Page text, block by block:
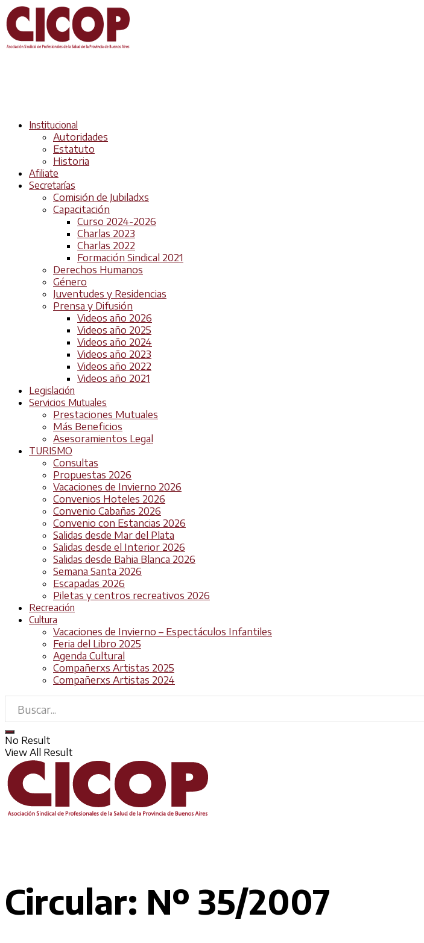
Institucional
Autoridades
Estatuto
Historia
Afiliate
Secretarías
Comisión de Jubiladxs
Capacitación
Curso 2024-2026
Charlas 2023
Charlas 2022
Formación Sindical 2021
Derechos Humanos
Género
Juventudes y Residencias
Prensa y Difusión
Videos año 2026
Videos año 2025
Videos año 2024
Videos año 2023
Videos año 2022
Videos año 2021
Legislación
Servicios Mutuales
Prestaciones Mutuales
Más Beneficios
Asesoramientos Legal
TURISMO
Consultas
Propuestas 2026
Vacaciones de Invierno 2026
Convenios Hoteles 2026
Convenio Cabañas 2026
Convenio con Estancias 2026
Salidas desde Mar del Plata
Salidas desde el Interior 2026
Salidas desde Bahia Blanca 2026
Semana Santa 2026
Escapadas 2026
Piletas y centros recreativos 2026
Recreación
Cultura
Vacaciones de Invierno – Espectáculos Infantiles
Feria del Libro 2025
Agenda Cultural
Compañerxs Artistas 2025
Compañerxs Artistas 2024
No Result
View All Result
Circular: Nº 35/2007